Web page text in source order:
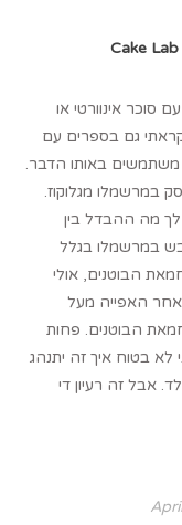
Cake Lab
סוכר אינוורטי או
גם בספרים עם
באותו הדבר.
במרשמלו מגלוקוז.
לך מה ההבדל בין
במרשמלו בגלל
הבוטנים, אולי
האפייה מעל
הבוטנים. פחות
לא בטוח איך זה יתנהג
אבל זה רעיון די